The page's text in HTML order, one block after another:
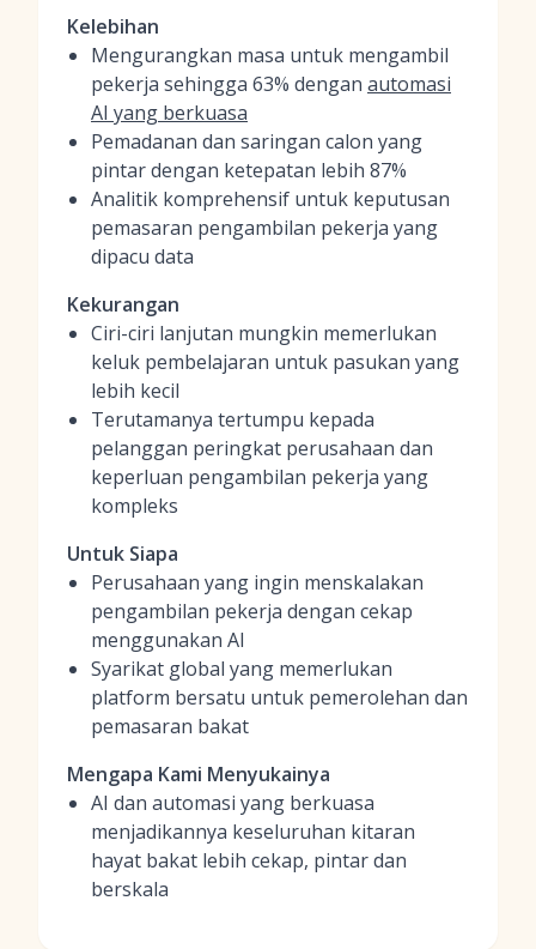
Kelebihan
Mengurangkan masa untuk mengambil
pekerja sehingga 63% dengan automasi
AI yang berkuasa
Pemadanan dan saringan calon yang
pintar dengan ketepatan lebih 87%
Analitik komprehensif untuk keputusan
pemasaran pengambilan pekerja yang
dipacu data
Kekurangan
Ciri-ciri lanjutan mungkin memerlukan
keluk pembelajaran untuk pasukan yang
lebih kecil
Terutamanya tertumpu kepada
pelanggan peringkat perusahaan dan
keperluan pengambilan pekerja yang
kompleks
Untuk Siapa
Perusahaan yang ingin menskalakan
pengambilan pekerja dengan cekap
menggunakan AI
Syarikat global yang memerlukan
platform bersatu untuk pemerolehan dan
pemasaran bakat
Mengapa Kami Menyukainya
AI dan automasi yang berkuasa
menjadikannya keseluruhan kitaran
hayat bakat lebih cekap, pintar dan
berskala